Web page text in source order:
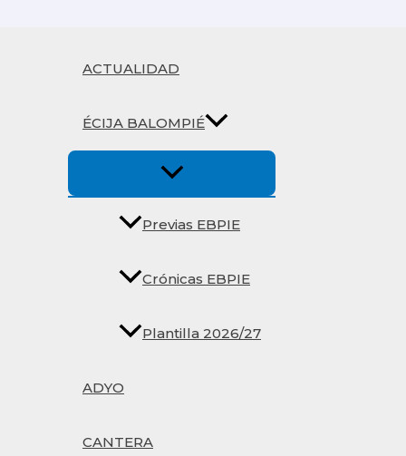
ACTUALIDAD
ÉCIJA BALOMPIÉ
Previas EBPIE
Crónicas EBPIE
Plantilla 2026/27
ADYO
CANTERA